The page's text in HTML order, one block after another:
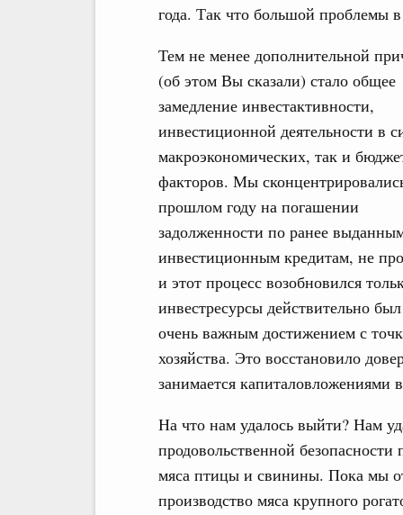
года. Так что большой проблемы
Тем не менее дополнительной
(об этом Вы сказали) стало общее
замедление инвестактивности,
инвестиционной деятельности в
макроэкономических, так и
факторов. Мы
прошлом году на погашении
задолженности по ранее
инвестиционным кредитам, не
и этот процесс возобновился
инвестресурсы действительно
очень важным достижением с
хозяйства. Это восстановило
занимается
На что нам удалось выйти? Нам
продовольственной
мяса птицы и свинины. Пока мы
производство мяса крупного